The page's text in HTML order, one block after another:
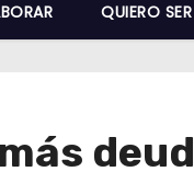
QUIERO